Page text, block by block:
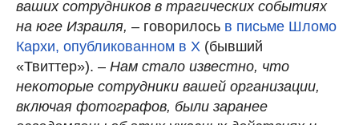
ваших сотрудников в трагических событиях
на юге Израиля, – говорилось в письме Шломо
Кархи, опубликованном в Х (бывший
«Твиттер»). – Нам стало известно, что
некоторые сотрудники вашей организации,
включая фотографов, были заранее